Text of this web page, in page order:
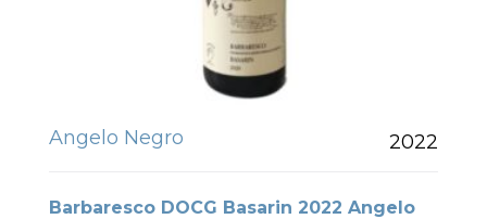
Angelo Negro 2022
Barbaresco DOCG Basarin 2022 Angelo